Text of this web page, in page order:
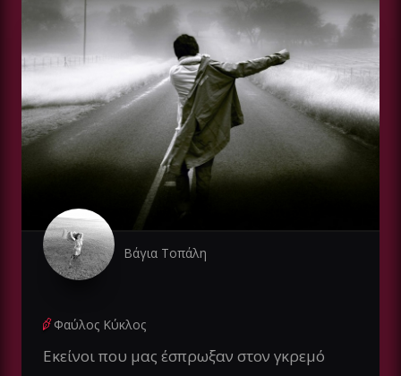
Βάγια Τοπάλη
Φαύλος Κύκλος
Εκείνοι που μας έσπρωξαν στον γκρεμό